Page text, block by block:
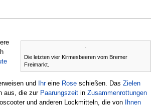
Die letzten vier Kirmesbeeren vom Bremer
Freimarkt.
und Ihreine Rose schießen. Das Zielen
aus, die zur Paarungszeit in Zusammenrottungen
und anderen Lockmitteln, die von
Ihnen